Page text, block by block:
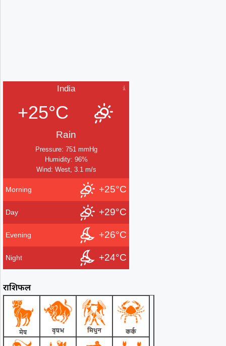
India
+25°C
Rain
Pressure: 751 mmHg
Humidity: 96%
Wind: West, 3.1 m/s
Morning +25°C
Day +29°C
Evening +26°C
Night +24°C
राशिफल